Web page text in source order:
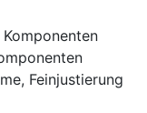
Feinjustierung